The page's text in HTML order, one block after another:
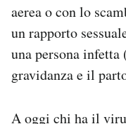
aerea o con lo
un rapporto
una persona
gravidanza e il
A oggi chi ha il